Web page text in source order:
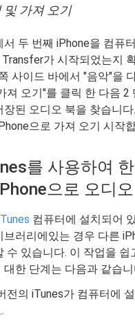
및 가져 오기
서 두 번째 iPhone을 컴퓨
가 시작되었는지
사이드 바에서 "음악"을
져 오기"를 클릭 한 다음 2
장된 오디오 북을 찾습니
으로 가져 오기 시작
를 사용하여
으로 오디
컴퓨터에 설치되어
러리에있는 경우 다른
수 있습니다. 이 작업을 쉽
대한 단계는 다음과 같습니
전의 iTunes가 컴퓨터에